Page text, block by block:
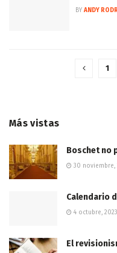
BY ANDY
1
Más vistas
Boschet no
30 noviembre,
Calendario
4 octubre, 2023
El